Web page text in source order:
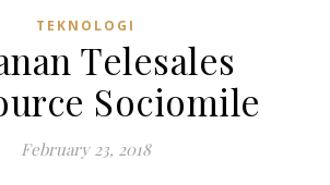
TEKNOLOGI
Telesales
Sociomile
February 23, 2018